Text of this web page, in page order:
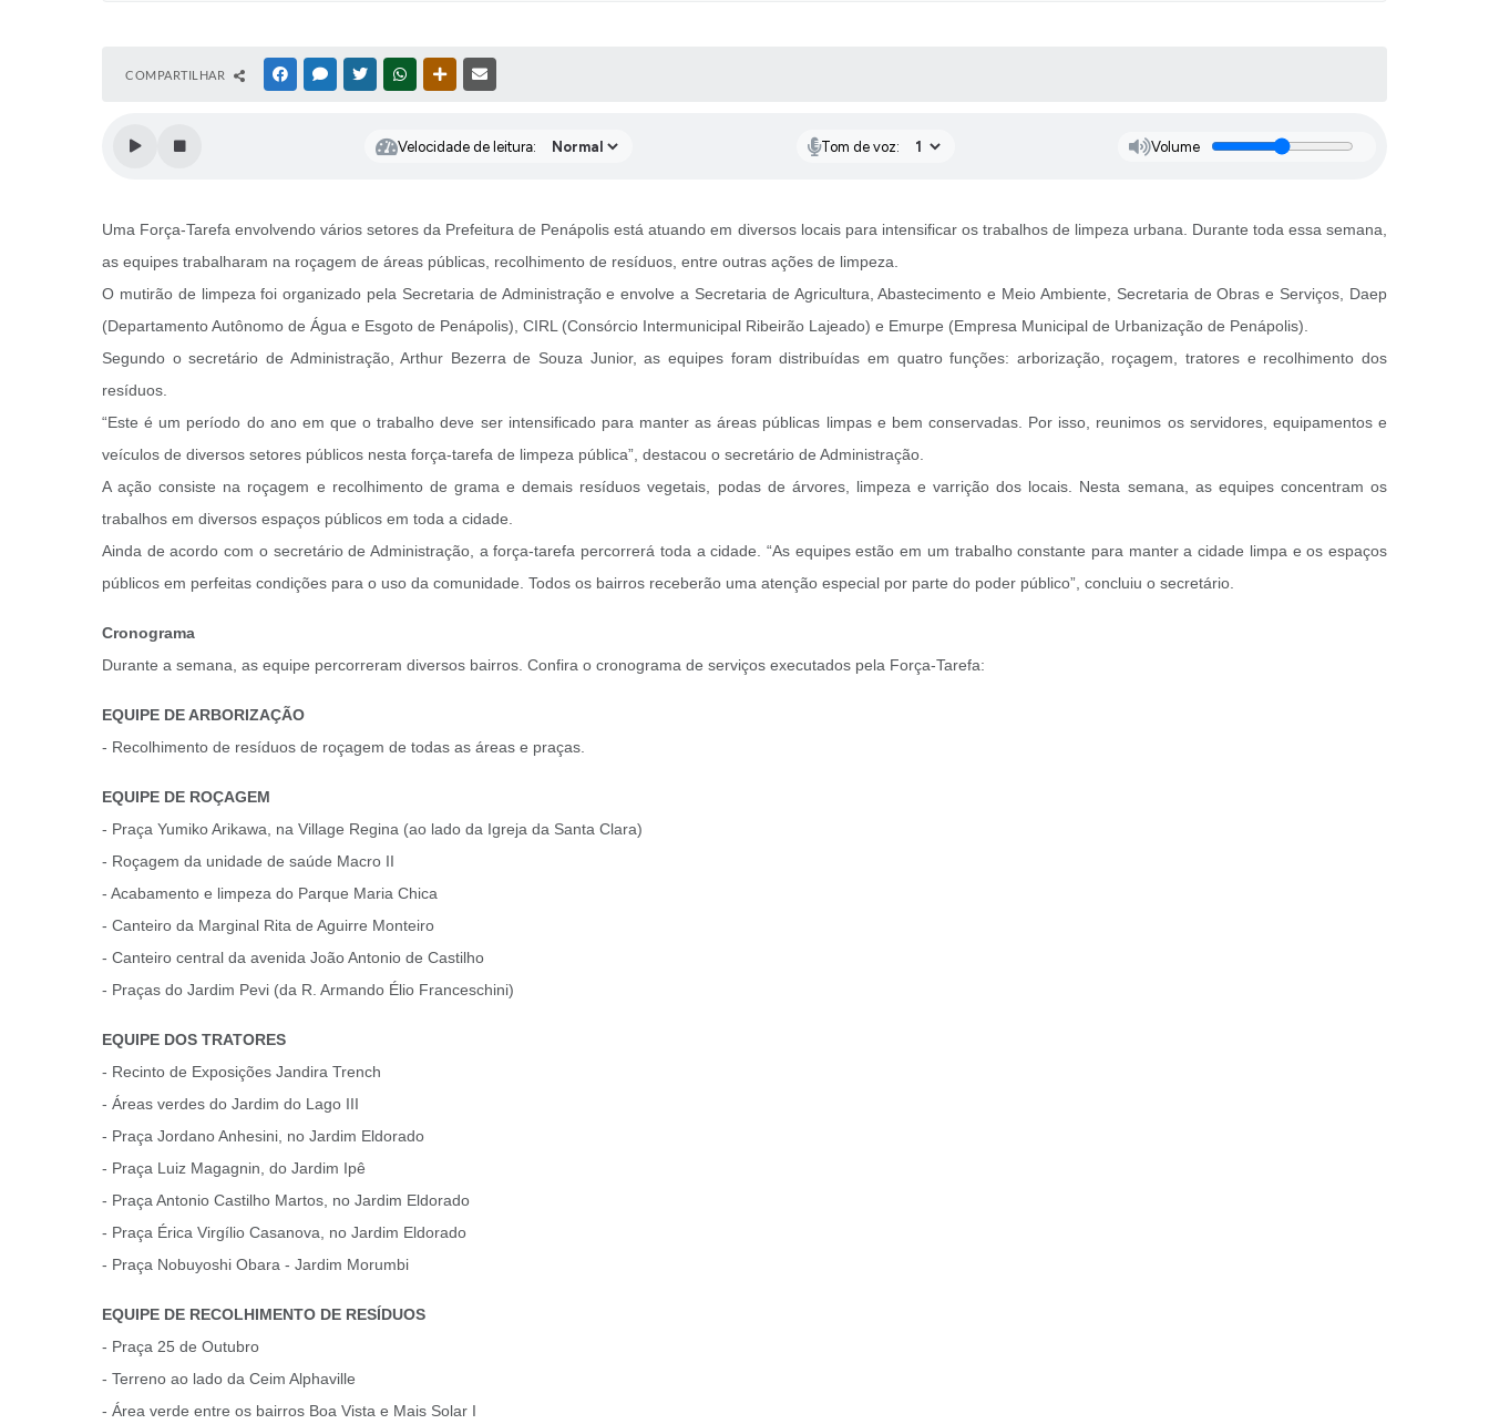
COMPARTILHAR FACEBOOKMESSENGER
TWITTERWHATSAPPOUTRAS MÍDIAS
Velocidade de leitura: Tom de voz: Volume
Uma Força-Tarefa envolvendo vários setores da Prefeitura de Penápolis está atuando em diversos locais para intensificar os trabalhos de limpeza urbana. Durante toda essa semana,
as equipes trabalharam na roçagem de áreas públicas, recolhimento de resíduos, entre outras ações de limpeza.
O mutirão de limpeza foi organizado pela Secretaria de Administração e envolve a Secretaria de Agricultura, Abastecimento e Meio Ambiente, Secretaria de Obras e Serviços, Daep
(Departamento Autônomo de Água e Esgoto de Penápolis), CIRL (Consórcio Intermunicipal Ribeirão Lajeado) e Emurpe (Empresa Municipal de Urbanização de Penápolis).
Segundo o secretário de Administração, Arthur Bezerra de Souza Junior, as equipes foram distribuídas em quatro funções: arborização, roçagem, tratores e recolhimento dos
resíduos.
“Este é um período do ano em que o trabalho deve ser intensificado para manter as áreas públicas limpas e bem conservadas. Por isso, reunimos os servidores, equipamentos e
veículos de diversos setores públicos nesta força-tarefa de limpeza pública”, destacou o secretário de Administração.
A ação consiste na roçagem e recolhimento de grama e demais resíduos vegetais, podas de árvores, limpeza e varrição dos locais. Nesta semana, as equipes concentram os
trabalhos em diversos espaços públicos em toda a cidade.
Ainda de acordo com o secretário de Administração, a força-tarefa percorrerá toda a cidade. “As equipes estão em um trabalho constante para manter a cidade limpa e os espaços
públicos em perfeitas condições para o uso da comunidade. Todos os bairros receberão uma atenção especial por parte do poder público”, concluiu o secretário.
Cronograma
Durante a semana, as equipe percorreram diversos bairros. Confira o cronograma de serviços executados pela Força-Tarefa:
EQUIPE DE ARBORIZAÇÃO
- Recolhimento de resíduos de roçagem de todas as áreas e praças.
EQUIPE DE ROÇAGEM
- Praça Yumiko Arikawa, na Village Regina (ao lado da Igreja da Santa Clara)
- Roçagem da unidade de saúde Macro II
- Acabamento e limpeza do Parque Maria Chica
- Canteiro da Marginal Rita de Aguirre Monteiro
- Canteiro central da avenida João Antonio de Castilho
- Praças do Jardim Pevi (da R. Armando Élio Franceschini)
EQUIPE DOS TRATORES
- Recinto de Exposições Jandira Trench
- Áreas verdes do Jardim do Lago III
- Praça Jordano Anhesini, no Jardim Eldorado
- Praça Luiz Magagnin, do Jardim Ipê
- Praça Antonio Castilho Martos, no Jardim Eldorado
- Praça Érica Virgílio Casanova, no Jardim Eldorado
- Praça Nobuyoshi Obara - Jardim Morumbi
EQUIPE DE RECOLHIMENTO DE RESÍDUOS
- Praça 25 de Outubro
- Terreno ao lado da Ceim Alphaville
- Área verde entre os bairros Boa Vista e Mais Solar I